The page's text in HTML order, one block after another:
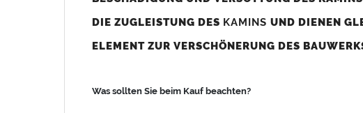
Bohrungen nicht passen dann bitte"ohne"Bohrungen
bis 500mm Kaminbreite: Abstand vom Kaminrand ca.
ab 1000mm Kaminbreite: Abstand vom Kaminrand ca.
DIE ZUGLEISTUNG DES KAMINS UND DIENEN
ELEMENT ZUR VERSCHÖNERUNG DES
Was sollten Sie beim Kauf beachten?